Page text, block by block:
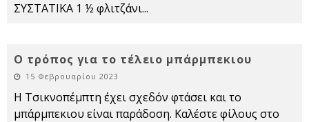
ΣΥΣΤΑΤΙΚΑ 1 ½ φλιτζάνι...
Ο τρόπος για το τέλειο μπάρμπεκιου
15 Φεβρουαρίου 2023
Η Τσικνοπέμπτη έχει σχεδόν φτάσει και το
μπάρμπεκιου είναι παράδοση. Καλέστε φίλους στο